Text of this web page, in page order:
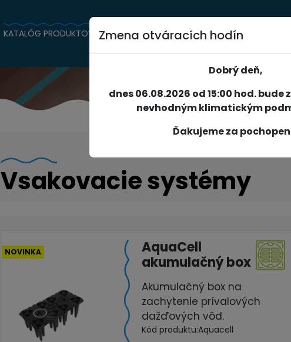
KATALÓG PRODUKTOV AKCIE NOVINKY SPOLOČNOSŤ
Vsakovacie systémy
NOVINKA
AquaCell
akumulačný box
Akumulačný box na
zachytenie prívalových
dažďových vôd.
Kód produktu:Aquacell
Zmena otváracích hodín
Dobrý deň,
dnes 06.08.2026 od 15:00 hod.
nevhodným klimatickým
Ďakujeme za